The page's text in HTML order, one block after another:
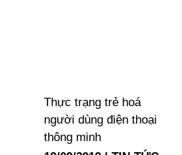
Thực trạng trẻ hoá
người dùng điện thoại
thông minh